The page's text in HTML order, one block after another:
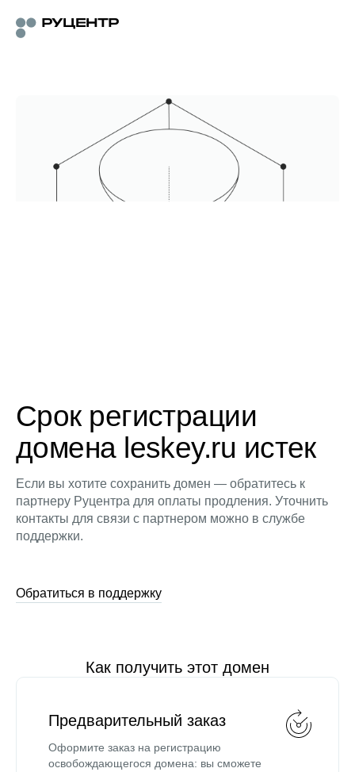
Срок регистрации
домена leskey.ru истек
Если вы хотите сохранить домен — обратитесь к
партнеру Руцентра для оплаты продления. Уточнить
контакты для связи с партнером можно в службе
поддержки.
Обратиться в поддержку
Как получить этот домен
Предварительный заказ
Оформите заказ на регистрацию
освобождающегося домена: вы сможете